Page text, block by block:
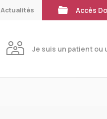
Actualités Accès
Je suis un patient ou